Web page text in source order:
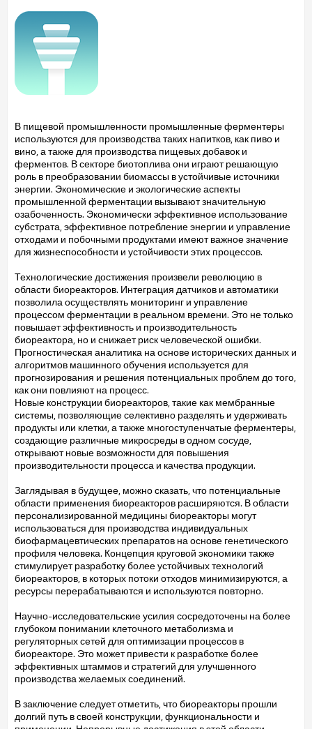
В пищевой промышленности промышленные ферментеры
используются для производства таких напитков, как пиво и
вино, а также для производства пищевых добавок и
ферментов. В секторе биотоплива они играют решающую
роль в преобразовании биомассы в устойчивые источники
энергии. Экономические и экологические аспекты
промышленной ферментации вызывают значительную
озабоченность. Экономически эффективное использование
субстрата, эффективное потребление энергии и управление
отходами и побочными продуктами имеют важное значение
для жизнеспособности и устойчивости этих процессов.
Технологические достижения произвели революцию в
области биореакторов. Интеграция датчиков и автоматики
позволила осуществлять мониторинг и управление
процессом ферментации в реальном времени. Это не только
повышает эффективность и производительность
биореактора, но и снижает риск человеческой ошибки.
Прогностическая аналитика на основе исторических данных и
алгоритмов машинного обучения используется для
прогнозирования и решения потенциальных проблем до того,
как они повлияют на процесс.
Новые конструкции биореакторов, такие как мембранные
системы, позволяющие селективно разделять и удерживать
продукты или клетки, а также многоступенчатые ферментеры,
создающие различные микросреды в одном сосуде,
открывают новые возможности для повышения
производительности процесса и качества продукции.
Заглядывая в будущее, можно сказать, что потенциальные
области применения биореакторов расширяются. В области
персонализированной медицины биореакторы могут
использоваться для производства индивидуальных
биофармацевтических препаратов на основе генетического
профиля человека. Концепция круговой экономики также
стимулирует разработку более устойчивых технологий
биореакторов, в которых потоки отходов минимизируются, а
ресурсы перерабатываются и используются повторно.
Научно-исследовательские усилия сосредоточены на более
глубоком понимании клеточного метаболизма и
регуляторных сетей для оптимизации процессов в
биореакторе. Это может привести к разработке более
эффективных штаммов и стратегий для улучшенного
производства желаемых соединений.
В заключение следует отметить, что биореакторы прошли
долгий путь в своей конструкции, функциональности и